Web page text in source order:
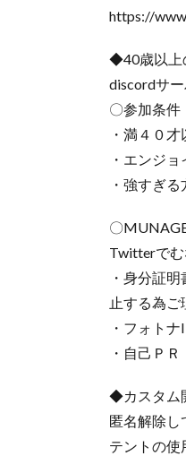
https://
◆40歳以上
discordサ
〇参加条件
・満４０
・エンジ
・強すぎ
〇
Twitterでむ
・身分証
止する為ご
・フォトナ
・自己ＰＲ
◆カスタム
匿名解除し
テントの使